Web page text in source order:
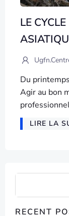
LE
Du
Agir au bon
LIRE LA
RECENT